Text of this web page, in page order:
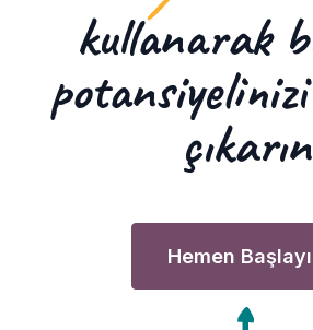
kullanarak
çıkarın
Hemen